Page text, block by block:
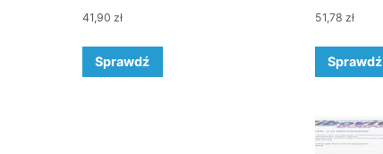
41,90 zł
Sprawdź
51,78 zł
Sprawdź